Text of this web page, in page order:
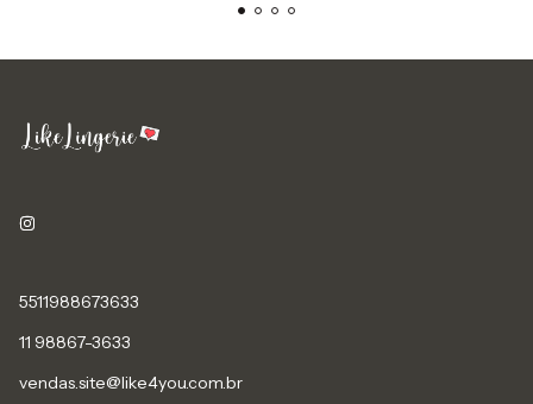
5511988673633
11 98867-3633
vendas.site@like4you.com.br